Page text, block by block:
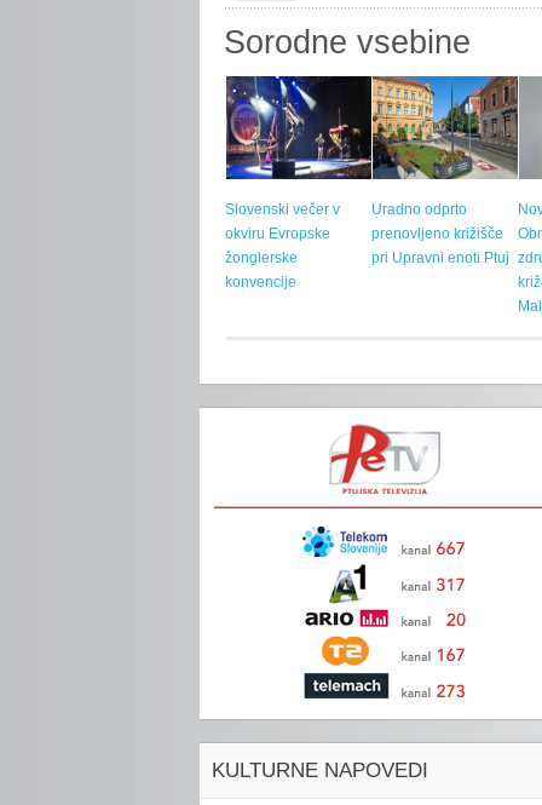
Sorodne vsebine
Slovenski večer v
okviru Evropske
žonglerske
konvencije
Uradno odprto
prenovljeno križišče
pri Upravni enoti Ptuj
KULTURNE NAPOVEDI